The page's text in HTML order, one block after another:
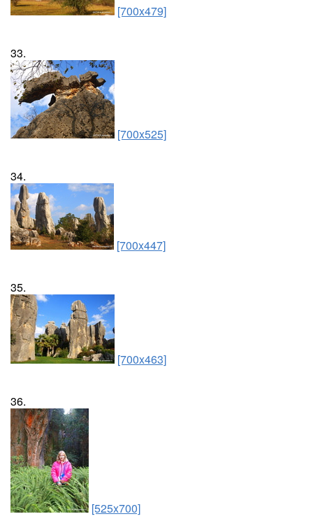
[700x479]
33.
[700x525]
34.
[700x447]
35.
[700x463]
36.
[525x700]